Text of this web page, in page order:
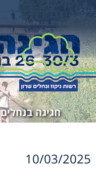
חגיגה בנחלים
10/03/2025